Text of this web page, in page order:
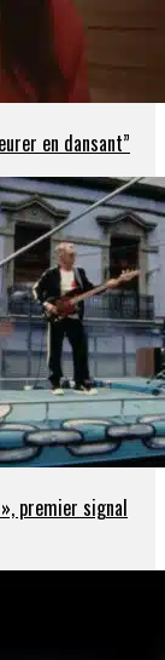
en dansant”
premier signal